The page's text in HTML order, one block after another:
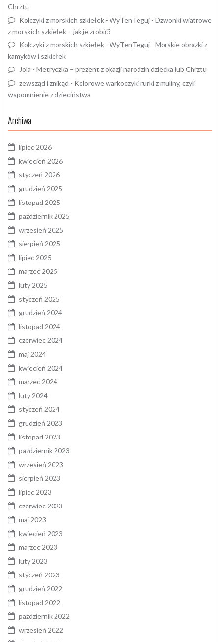
Chrztu
Kolczyki z morskich szkiełek - WyTenTeguj - Dzwonki wiatrowe
z morskich szkiełek – jak je zrobić?
Kolczyki z morskich szkiełek - WyTenTeguj - Morskie obrazki z
kamyków i szkiełek
Jola - Metryczka – prezent z okazji narodzin dziecka lub Chrztu
zewsząd i znikąd - Kolorowe warkoczyki rurki z muliny, czyli
wspomnienie z dzieciństwa
Archiwa
lipiec 2026
kwiecień 2026
styczeń 2026
grudzień 2025
listopad 2025
październik 2025
wrzesień 2025
sierpień 2025
lipiec 2025
marzec 2025
luty 2025
styczeń 2025
grudzień 2024
listopad 2024
czerwiec 2024
maj 2024
kwiecień 2024
marzec 2024
luty 2024
styczeń 2024
grudzień 2023
listopad 2023
październik 2023
wrzesień 2023
sierpień 2023
lipiec 2023
czerwiec 2023
maj 2023
kwiecień 2023
marzec 2023
luty 2023
styczeń 2023
grudzień 2022
listopad 2022
październik 2022
wrzesień 2022